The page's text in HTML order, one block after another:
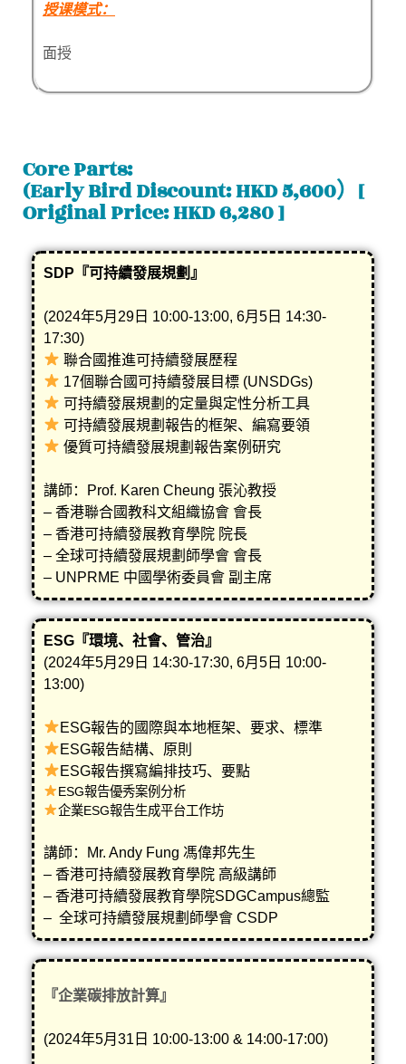
授课模式：
面授
Core Parts:
(Early Bird Discount: HKD 5,600）[
Original Price: HKD 6,280 ]
SDP『可持續發展規劃』
(2024年5月29日 10:00-13:00, 6月5日 14:30-
17:30)
聯合國推進可持續發展歷程
17個聯合國可持續發展目標 (UNSDGs)
可持續發展規劃的定量與定性分析工具
可持續發展規劃報告的框架、編寫要領
優質可持續發展規劃報告案例研究
講師：Prof. Karen Cheung 張沁教授
– 香港聯合國教科文組織協會 會長
– 香港可持續發展教育學院 院長
– 全球可持續發展規劃師學會 會長
– UNPRME 中國學術委員會 副主席
ESG『環境、社會、管治』
(2024年5月29日 14:30-17:30, 6月5日 10:00-
13:00)
ESG報告的國際與本地框架、要求、標準
ESG報告結構、原則
ESG報告撰寫編排技巧、要點
ESG報告優秀案例分析
企業ESG報告生成平台工作坊
講師：Mr. Andy Fung 馮偉邦先生
– 香港可持續發展教育學院 高級講師
– 香港可持續發展教育學院SDGCampus總監
– 全球可持續發展規劃師學會 CSDP
『企業碳排放計算』
(2024年5月31日 10:00-13:00 & 14:00-17:00)